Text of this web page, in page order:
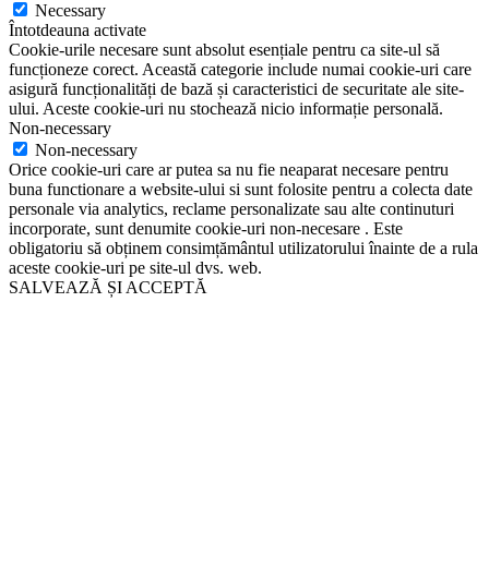
Necessary
Întotdeauna activate
Cookie-urile necesare sunt absolut esențiale pentru ca site-ul să
funcționeze corect. Această categorie include numai cookie-uri care
asigură funcționalități de bază și caracteristici de securitate ale site-
ului. Aceste cookie-uri nu stochează nicio informație personală.
Non-necessary
Non-necessary
Orice cookie-uri care ar putea sa nu fie neaparat necesare pentru
buna functionare a website-ului si sunt folosite pentru a colecta date
personale via analytics, reclame personalizate sau alte continuturi
incorporate, sunt denumite cookie-uri non-necesare . Este
obligatoriu să obținem consimțământul utilizatorului înainte de a rula
aceste cookie-uri pe site-ul dvs. web.
SALVEAZĂ ȘI ACCEPTĂ